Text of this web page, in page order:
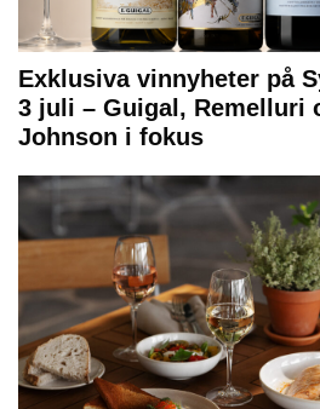
Exklusiva vinnyheter på
3 juli – Guigal, Remelluri
Johnson i fokus